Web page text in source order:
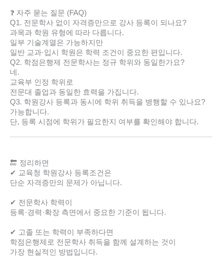
❓ 자주 묻는 질문 (FAQ)
Q1. 전문학사 없이 자격증만으로 강사 등록이 되나요?
과목과 학원 유형에 따라 다릅니다.
일부 기술계열은 가능하지만
일반 교과·입시 학원은 학력 조건이 중요한 편입니다.
Q2. 학점은행제 전문학사는 정규 학위와 동일한가요?
네.
교육부 인정 학위로
전문대 졸업과 동일한 효력을 가집니다.
Q3. 학원강사 등록과 동시에 학위 취득을 병행할 수 있나요?
가능합니다.
단, 등록 시점에 학위가 필요한지 여부를 확인해야 합니다.
🔚 정리하면
✔ 교육청 학원강사 등록조건은
단순 자격증만의 문제가 아닙니다.
✔ 전문학사 학력이
등록·경력·확장 측면에서 중요한 기준이 됩니다.
✔ 고졸 또는 학력이 부족하다면
학점은행제로 전문학사 취득을 함께 설계하는 것이
가장 현실적인 방법입니다.